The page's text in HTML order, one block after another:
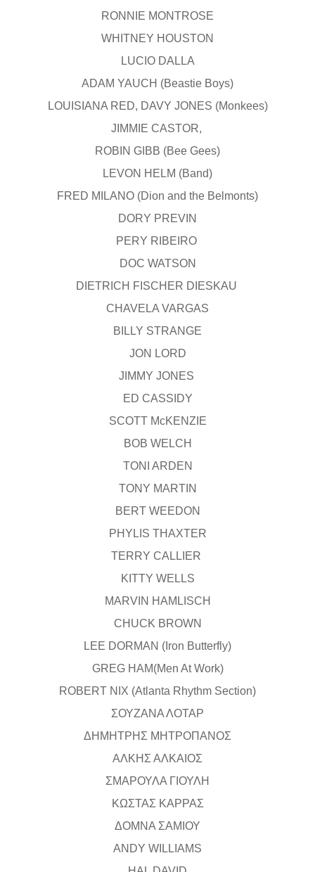
RONNIE MONTROSE
WHITNEY HOUSTON
LUCIO DALLA
ADAM YAUCH (Beastie Boys)
LOUISIANA RED, DAVY JONES (Monkees)
JIMMIE CASTOR,
ROBIN GIBB (Bee Gees)
LEVON HELM (Band)
FRED MILANO (Dion and the Belmonts)
DORY PREVIN
PERY RIBEIRO
DOC WATSON
DIETRICH FISCHER DIESKAU
CHAVELA VARGAS
BILLY STRANGE
JON LORD
JIMMY JONES
ED CASSIDY
SCOTT McKENZIE
BOB WELCH
TONI ARDEN
TONY MARTIN
BERT WEEDON
PHYLIS THAXTER
TERRY CALLIER
KITTY WELLS
MARVIN HAMLISCH
CHUCK BROWN
LEE DORMAN (Iron Butterfly)
GREG HAM(Men At Work)
ROBERT NIX (Atlanta Rhythm Section)
ΣΟΥΖΑΝΑ ΛΟΤΑΡ
ΔΗΜΗΤΡΗΣ ΜΗΤΡΟΠΑΝΟΣ
ΑΛΚΗΣ ΑΛΚΑΙΟΣ
ΣΜΑΡΟΥΛΑ ΓΙΟΥΛΗ
ΚΩΣΤΑΣ ΚΑΡΡΑΣ
ΔΟΜΝΑ ΣΑΜΙΟΥ
ΑΝDY WILLIAMS